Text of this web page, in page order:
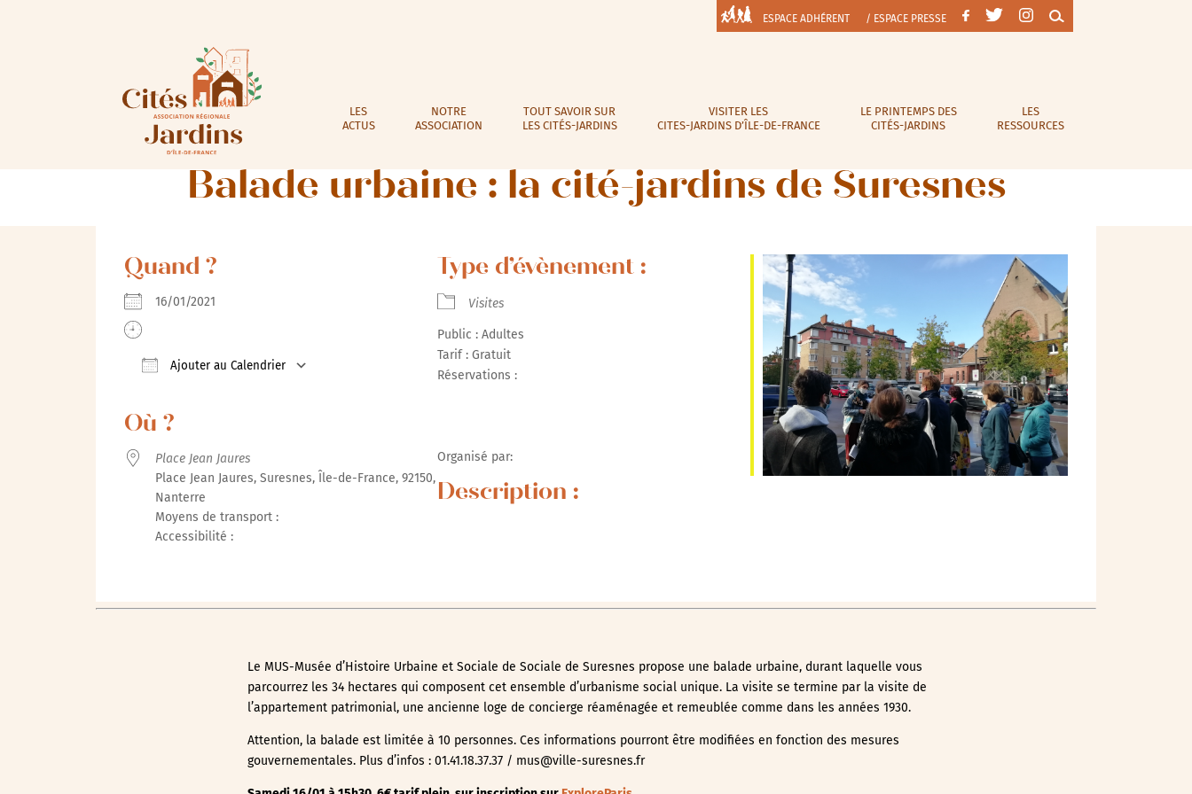
ESPACE ADHÉRENT / ESPACE PRESSE
LES
ACTUS
NOTRE
ASSOCIATION
TOUT SAVOIR SUR
LES CITÉS-JARDINS
VISITER LES
CITES-JARDINS D’ÎLE-DE-FRANCE
LE PRINTEMPS DES
CITÉS-JARDINS
LES
RESSOURCES
Balade urbaine : la cité-jardins de Suresnes
Quand ?
16/01/2021
Ajouter au Calendrier
Office 365 Outlook Live
Où ?
Place Jean Jaures
Place Jean Jaures, Suresnes, Île-de-France, 92150,
Nanterre
Moyens de transport :
Accessibilité :
Type d’évènement :
Visites
Public : Adultes
Tarif : Gratuit
Réservations :
Organisé par:
Description :
Le MUS-Musée d’Histoire Urbaine et Sociale de Sociale de Suresnes propose une balade urbaine, durant laquelle vous
parcourrez les 34 hectares qui composent cet ensemble d’urbanisme social unique. La visite se termine par la visite de
l’appartement patrimonial, une ancienne loge de concierge réaménagée et remeublée comme dans les années 1930.
Attention, la balade est limitée à 10 personnes. Ces informations pourront être modifiées en fonction des mesures
gouvernementales. Plus d’infos : 01.41.18.37.37 / mus@ville-suresnes.fr